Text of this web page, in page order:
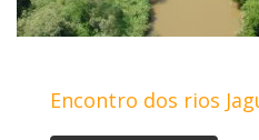
Encontro dos rios